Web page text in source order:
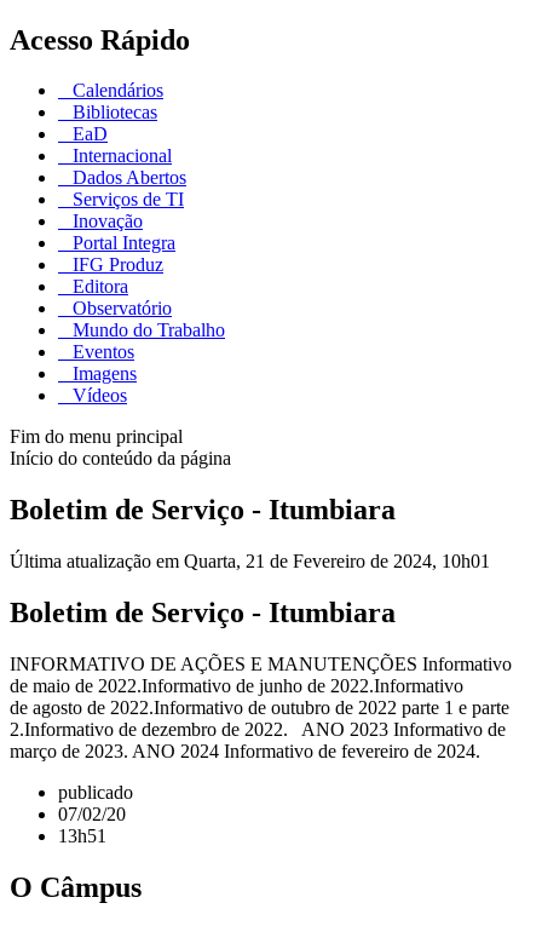
Acesso Rápido
Calendários
Bibliotecas
EaD
Internacional
Dados Abertos
Serviços de TI
Inovação
Portal Integra
IFG Produz
Editora
Observatório
Mundo do Trabalho
Eventos
Imagens
Vídeos
Fim do menu principal
Início do conteúdo da página
Boletim de Serviço - Itumbiara
Última atualização em Quarta, 21 de Fevereiro de 2024, 10h01
Boletim de Serviço - Itumbiara
INFORMATIVO DE AÇÕES E MANUTENÇÕES Informativo
de maio de 2022.Informativo de junho de 2022.Informativo
de agosto de 2022.Informativo de outubro de 2022 parte 1 e parte
2.Informativo de dezembro de 2022. ANO 2023 Informativo de
março de 2023. ANO 2024 Informativo de fevereiro de 2024.
publicado
07/02/20
13h51
O Câmpus